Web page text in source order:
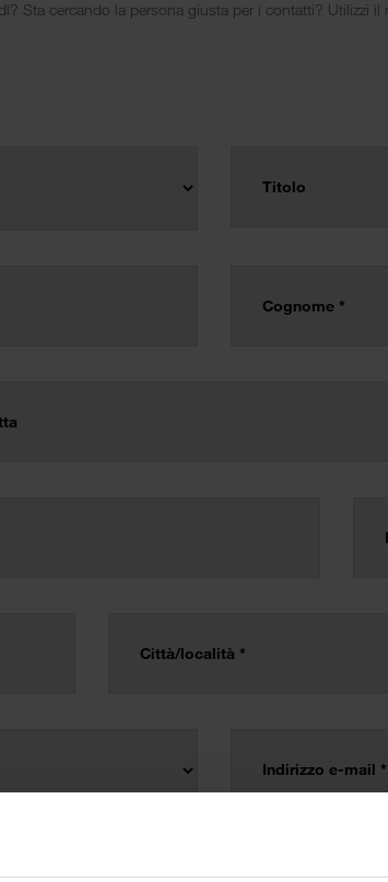
Sta cercando la persona giusta per i contatti? Utilizzi